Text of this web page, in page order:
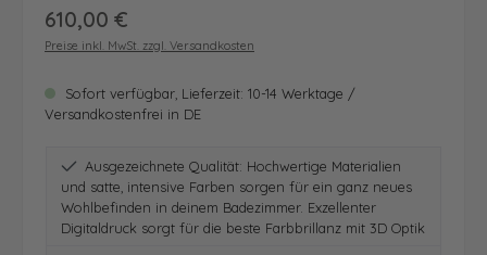
Regulärer Preis:
610,00 €
Preise inkl. MwSt. zzgl. Versandkosten
Sofort verfügbar, Lieferzeit: 10-14 Werktage /
Versandkostenfrei in DE
Ausgezeichnete Qualität: Hochwertige Materialien
und satte, intensive Farben sorgen für ein ganz neues
Wohlbefinden in deinem Badezimmer. Exzellenter
Digitaldruck sorgt für die beste Farbbrillanz mit 3D Optik